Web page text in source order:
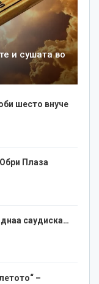
и сушата во
шесто внуче
Плаза
саудиска…
–